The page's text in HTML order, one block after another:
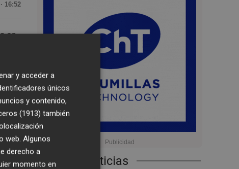
Últimas Noticias
16:52
en
y acceder a
únicos
y contenido,
(1913) también
web. Algunos
derecho a
momento en